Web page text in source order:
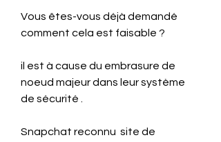
Vous êtes-vous déjà demandé
comment cela est faisable ?
il est à cause du embrasure de
noeud majeur dans leur système
de sécurité .
Snapchat reconnu  site de